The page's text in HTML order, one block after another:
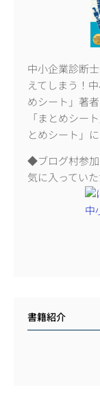
中小企業診断
えてしまう！
めシート」著
「まとめシー
とめシート」
◆ブログ村参
気に入ってい
書籍紹介